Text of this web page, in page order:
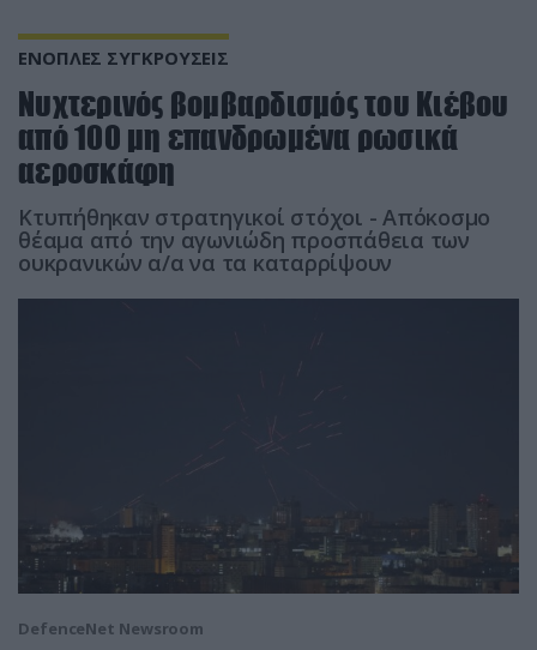
ΕΝΟΠΛΕΣ ΣΥΓΚΡΟΥΣΕΙΣ
Νυχτερινός βομβαρδισμός του Κιέβου
από 100 μη επανδρωμένα ρωσικά
αεροσκάφη
Κτυπήθηκαν στρατηγικοί στόχοι - Απόκοσμο
θέαμα από την αγωνιώδη προσπάθεια των
ουκρανικών α/α να τα καταρρίψουν
DefenceNet Newsroom